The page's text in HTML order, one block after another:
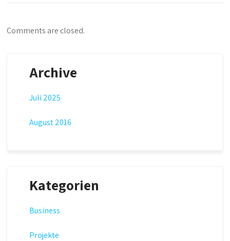
Comments are closed.
Archive
Juli 2025
August 2016
Kategorien
Business
Projekte